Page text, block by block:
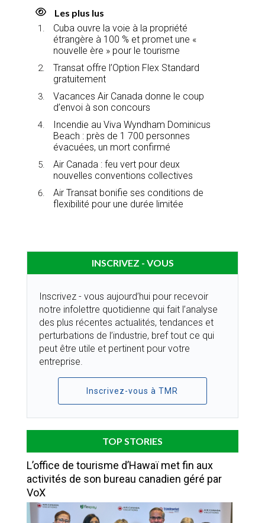
Les plus lus
Cuba ouvre la voie à la propriété
étrangère à 100 % et promet une «
nouvelle ère » pour le tourisme
Transat offre l’Option Flex Standard
gratuitement
Vacances Air Canada donne le coup
d’envoi à son concours
Incendie au Viva Wyndham Dominicus
Beach : près de 1 700 personnes
évacuées, un mort confirmé
Air Canada : feu vert pour deux
nouvelles conventions collectives
Air Transat bonifie ses conditions de
flexibilité pour une durée limitée
INSCRIVEZ - VOUS
Inscrivez - vous aujourd’hui pour recevoir
notre infolettre quotidienne qui fait l’analyse
des plus récentes actualités, tendances et
perturbations de l’industrie, bref tout ce qui
peut être utile et pertinent pour votre
entreprise.
Inscrivez-vous à TMR
TOP STORIES
L’office de tourisme d’Hawaï met fin aux
activités de son bureau canadien géré par
VoX